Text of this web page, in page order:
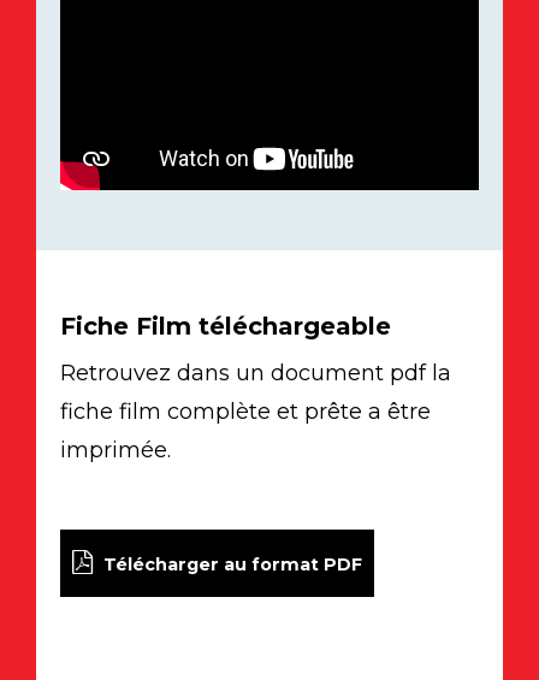
Fiche Film téléchargeable
Retrouvez dans un document pdf la
fiche film complète et prête a être
imprimée.
Télécharger au format PDF